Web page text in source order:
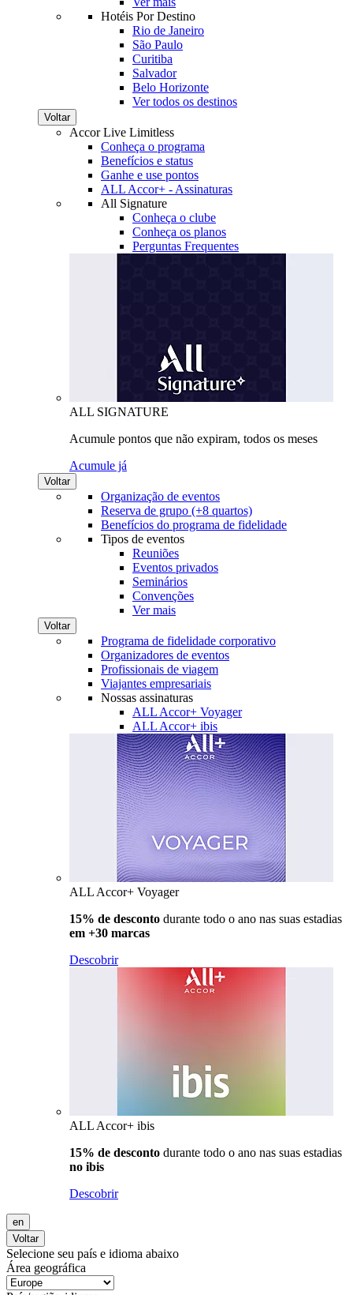
Hotéis Por Destino
Rio de Janeiro
São Paulo
Curitiba
Salvador
Belo Horizonte
Ver todos os destinos
Voltar
Accor Live Limitless
Conheça o programa
Benefícios e status
Ganhe e use pontos
ALL Accor+ - Assinaturas
All Signature
Conheça o clube
Conheça os planos
Perguntas Frequentes
ALL SIGNATURE
Acumule pontos que não expiram, todos os meses
Acumule já
Voltar
Organização de eventos
Reserva de grupo (+8 quartos)
Benefícios do programa de fidelidade
Tipos de eventos
Reuniões
Eventos privados
Seminários
Convenções
Ver mais
Voltar
Programa de fidelidade corporativo
Organizadores de eventos
Profissionais de viagem
Viajantes empresariais
Nossas assinaturas
ALL Accor+ Voyager
ALL Accor+ ibis
ALL Accor+ Voyager
15% de desconto durante todo o ano nas suas estadias
em +30 marcas
Descobrir
ALL Accor+ ibis
15% de desconto durante todo o ano nas suas estadias
no ibis
Descobrir
en
Voltar
Selecione seu país e idioma abaixo
Área geográfica